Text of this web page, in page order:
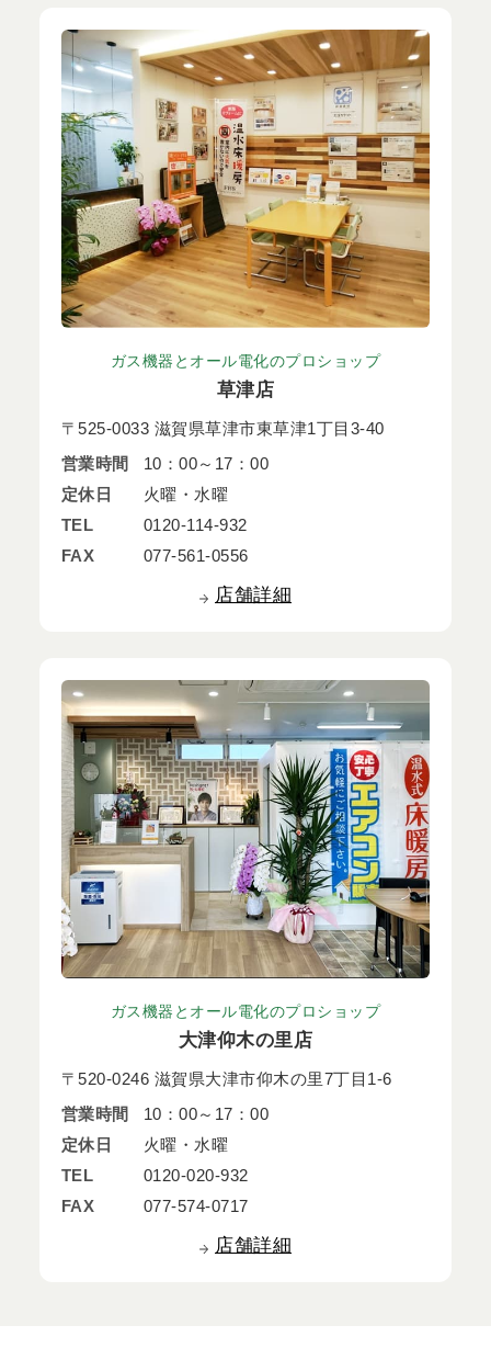
ガス機器とオール電化のプロショップ
草津店
〒525-0033 滋賀県草津市東草津1丁目3-40
営業時間
10：00～17：00
定休日
火曜・水曜
TEL
0120-114-932
FAX
077-561-0556
店舗詳細
ガス機器とオール電化のプロショップ
大津仰木の里店
〒520-0246 滋賀県大津市仰木の里7丁目1-6
営業時間
10：00～17：00
定休日
火曜・水曜
TEL
0120-020-932
FAX
077-574-0717
店舗詳細